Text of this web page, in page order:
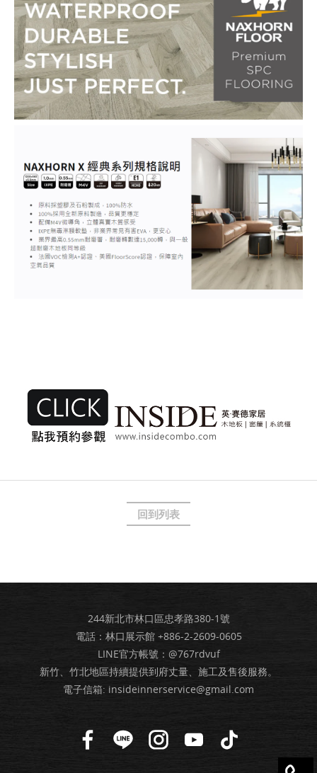
回到列表
244新北市林口區忠孝路380-1號
電話：林口展示館 +886-2-2609-0605
LINE官方帳號：@767rdvuf
新竹、竹北地區持續提供到府丈量、施工及售後服務。
電子信箱: insideinnerservice@gmail.com